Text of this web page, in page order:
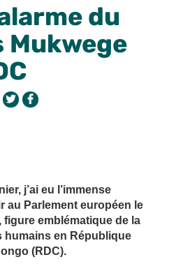
du
Mukwege
j’ai eu l’immense
au Parlement européen le
figure emblématique de la
humains en République
(RDC).